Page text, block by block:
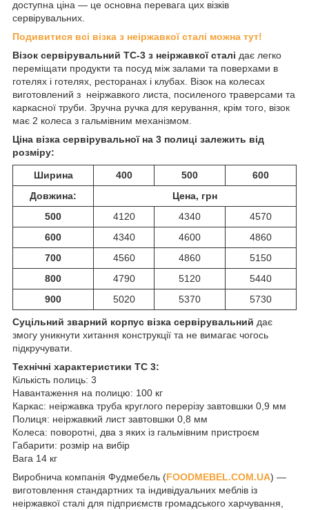
доступна ціна — це основна перевага цих візків
сервірувальних.
Подивитися всі візка з неіржавкої сталі можна тут!
Візок сервірувальний ТС-3 з неіржавкої сталі дає легко
переміщати продукти та посуд між залами та поверхами в
готелях і готелях, ресторанах і клубах. Візок на колесах
виготовлений з неіржавкого листа, посиленого траверсами та
каркасної труби. Зручна ручка для керування, крім того, візок
має 2 колеса з гальмівним механізмом.
Ціна візка сервірувальної на 3 полиці залежить від
розміру:
Ширина 400 500
600
Довжина:
Цена, грн
500
4120 4340
4570
600
4340 4600
4860
700
4560 4860
5150
800
4790 5120
5440
900
5020 5370 5730
Суцільний зварний корпус візка сервірувальний дає
змогу уникнути хитання конструкції та не вимагає чогось
підкручувати.
Технічні характеристики ТС 3:
Кількість полиць: 3
Навантаження на полицю: 100 кг
Каркас: неіржавка труба круглого перерізу завтовшки 0,9 мм
Полиця: неіржавкий лист завтовшки 0,8 мм
Колеса: поворотні, два з яких із гальмівним пристроєм
Габарити: розмір на вибір
Вага 14 кг
Виробнича компанія Фудмебель (FOODMEBEL.СOM.UA) —
виготовлення стандартних та індивідуальних меблів із
неіржавкої сталі для підприємств громадського харчування,